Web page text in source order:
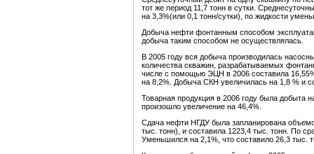
тот же период 11,7 тонн в сутки.
на 3,3%(или 0,1 тонн/сутки), по жидкости
Добыча нефти фонтанным способом
добыча таким способом не осуществлялась.
В 2005 году вся добыча производилась
количества скважин, разрабатываемых
числе с помощью ЭЦН в 2006 составила
на 8,2%. Добыча СКН увеличилась на 1,8 % и
Товарная продукция в 2006 году была
произошло увеличение на 46,4%.
Сдача нефти НГДУ была запланирована
тыс. тонн), и составила 1223,4 тыс. тонн. По
Уменьшился на 2,1%, что составило 26,3 тыс.